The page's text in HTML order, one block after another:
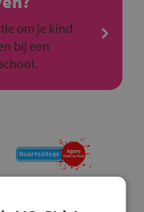
om je kind
bij een